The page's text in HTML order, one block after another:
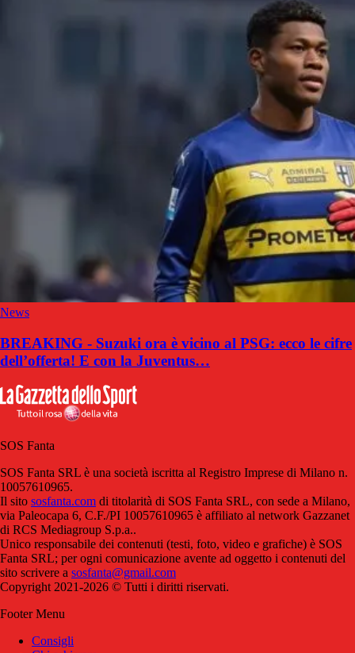
News
BREAKING - Suzuki ora è vicino al PSG: ecco le cifre
dell’offerta! E con la Juventus…
SOS Fanta
SOS Fanta SRL è una società iscritta al Registro Imprese di Milano n.
10057610965.
Il sito sosfanta.com di titolarità di SOS Fanta SRL, con sede a Milano,
via Paleocapa 6, C.F./PI 10057610965 è affiliato al network Gazzanet
di RCS Mediagroup S.p.a..
Unico responsabile dei contenuti (testi, foto, video e grafiche) è SOS
Fanta SRL; per ogni comunicazione avente ad oggetto i contenuti del
sito scrivere a sosfanta@gmail.com
Copyright 2021-2026 © Tutti i diritti riservati.
Footer Menu
Consigli